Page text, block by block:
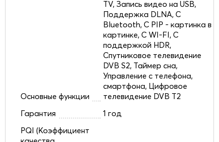
Основные функции
TV, Запись видео на USB,
Поддержка DLNA, С
Bluetooth, С PIP - картинка в
картинке, С WI-FI, С
поддержкой HDR,
Спутниковое телевидение
DVB S2, Таймер сна,
Управление с телефона,
смартфона, Цифровое
телевидение DVB T2
Гарантия
1 год
PQI (Коэффициент